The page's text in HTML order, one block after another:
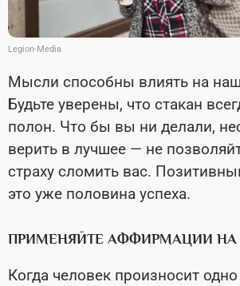
Legion-Media
Мысли способны влиять на
Будьте уверены, что стакан
полон. Что бы вы ни делали,
верить в лучшее — не
страху сломить вас.
это уже половина успеха.
ПРИМЕНЯЙТЕ АФФИРМАЦИИ НА
Когда человек произносит